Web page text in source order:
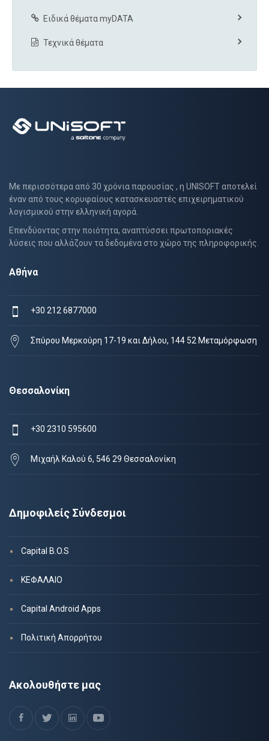
Ειδικά θέματα myDATA
Τεχνικά θέματα
Με περισσότερα από 30 χρόνια παρουσίας , η UNISOFT αποτελεί
έναν από τους κορυφαίους κατασκευαστές επιχειρηματικού
λογισμικού στην ελληνική αγορά.
Επενδύοντας στην ποιότητα, αναπτύσσει πρωτοποριακές
λύσεις που αλλάζουν τα δεδομένα στο χώρο της πληροφορικής.
Αθήνα
+30 212 6877000
Σπύρου Μερκούρη 17-19 και Δήλου, 144 52 Μεταμόρφωση
Θεσσαλονίκη
+30 2310 595600
Μιχαήλ Καλού 6, 546 29 Θεσσαλονίκη
Δημοφιλείς Σύνδεσμοι
Capital B.O.S
ΚΕΦΑΛΑΙΟ
Capital Android Apps
Πολιτική Απορρήτου
Ακολουθήστε μας